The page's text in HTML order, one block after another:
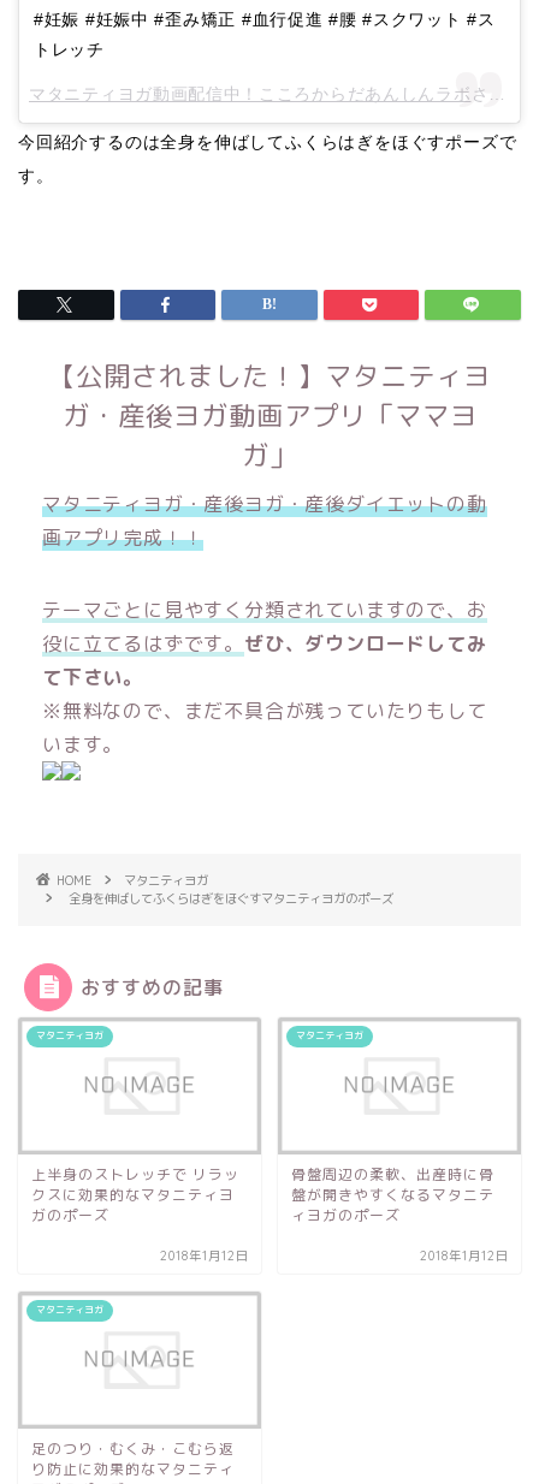
#妊娠 #妊娠中 #歪み矯正 #血行促進 #腰 #スクワット #ス
トレッチ
マタニティヨガ動画配信中！こころからだあんしんラボ さん(@kokorokaradalab)がシェアした投稿 –
今回紹介するのは全身を伸ばしてふくらはぎをほぐすポーズで
す。
【公開されました！】マタニティヨ
ガ・産後ヨガ動画アプリ「ママヨ
ガ」
マタニティヨガ・産後ヨガ・産後ダイエットの動
画アプリ完成！！
テーマごとに見やすく分類されていますので、お
役に立てるはずです。 ぜひ、ダウンロードしてみ
て下さい。
※無料なので、まだ不具合が残っていたりもして
います。
HOME
マタニティヨガ
全身を伸ばしてふくらはぎをほぐすマタニティヨガのポーズ
おすすめの記事
マタニティヨガ
上半身のストレッチで リラッ
クスに効果的なマタニティヨ
ガのポーズ
2018年1月12日
マタニティヨガ
骨盤周辺の柔軟、出産時に骨
盤が開きやすくなるマタニテ
ィヨガのポーズ
2018年1月12日
マタニティヨガ
足のつり・むくみ・こむら返
り防止に効果的なマタニティ